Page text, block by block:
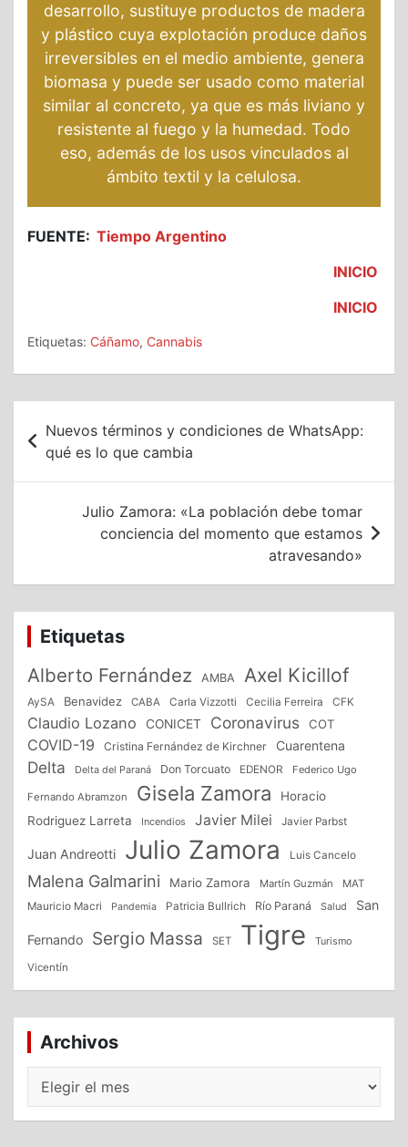
desarrollo, sustituye productos de madera
y plástico cuya explotación produce daños
irreversibles en el medio ambiente, genera
biomasa y puede ser usado como material
similar al concreto, ya que es más liviano y
resistente al fuego y la humedad. Todo
eso, además de los usos vinculados al
ámbito textil y la celulosa.
FUENTE: Tiempo Argentino
INICIO
INICIO
Etiquetas: Cáñamo, Cannabis
Navegación
de
entradas
Nuevos términos y condiciones de WhatsApp:
qué es lo que cambia
Julio Zamora: «La población debe tomar
conciencia del momento que estamos
atravesando»
Etiquetas
Alberto Fernández AMBA Axel Kicillof
AySA Benavidez CABA Carla Vizzotti Cecilia Ferreira CFK
Claudio Lozano CONICET Coronavirus COT
COVID-19 Cristina Fernández de Kirchner Cuarentena
Delta Delta del Paraná Don Torcuato EDENOR Federico Ugo
Fernando Abramzon Gisela Zamora
Horacio
Rodriguez Larreta
Incendios Javier Milei Javier Parbst
Juan Andreotti Julio Zamora Luis Cancelo
Malena Galmarini Mario Zamora Martín Guzmán
MAT
Mauricio Macri
Pandemia Patricia Bullrich Río Paraná Salud San
Fernando Sergio Massa SET Tigre Turismo
Vicentín
Archivos
Archivos